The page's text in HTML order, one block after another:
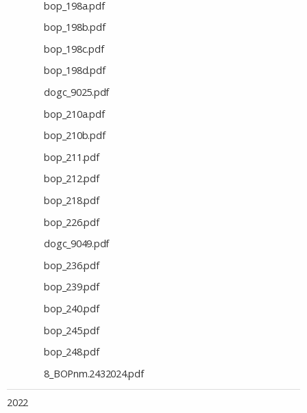
bop_198a.pdf
bop_198b.pdf
bop_198c.pdf
bop_198d.pdf
dogc_9025.pdf
bop_210a.pdf
bop_210b.pdf
bop_211.pdf
bop_212.pdf
bop_218.pdf
bop_226.pdf
dogc_9049.pdf
bop_236.pdf
bop_239.pdf
bop_240.pdf
bop_245.pdf
bop_248.pdf
8_BOPnm.2432024.pdf
2022